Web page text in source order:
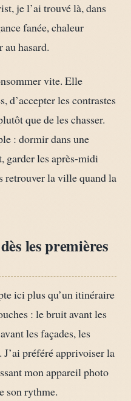
je l’ai trouvé là, dans
fanée, chaleur
hasard.
vite. Elle
d’accepter les contrastes
que de les chasser.
: dormir dans une
garder les après-midi
retrouver la ville quand la
les premières
ici plus qu’un itinéraire
: le bruit avant les
les façades, les
préféré apprivoiser la
mon appareil photo
son rythme.